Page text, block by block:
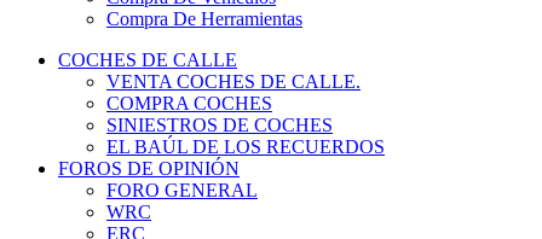
COCHES DE CALLE
VENTA COCHES DE CALLE.
COMPRA COCHES
SINIESTROS DE COCHES
EL BAÚL DE LOS RECUERDOS
FOROS DE OPINIÓN
FORO GENERAL
WRC
ERC
CERA